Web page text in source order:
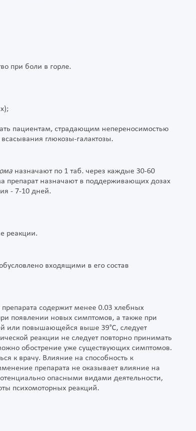
при боли в горле.
пациентам, страдающим непереносимостью
глюкозы-галактозы.
назначают по 1 таб. через каждые 30-60
препарат назначают в поддерживающих дозах
- 7-10 дней.
реакции.
входящими в его состав
содержит менее 0.03 хлебных
появлении новых симптомов, а также при
или повышающейся выше 39°С, следует
реакции не следует повторно принимать
обострение уже существующих симптомов.
к врачу. Влияние на способность к
препарата не оказывает влияние на
опасными видами деятельности,
психомоторных реакций.